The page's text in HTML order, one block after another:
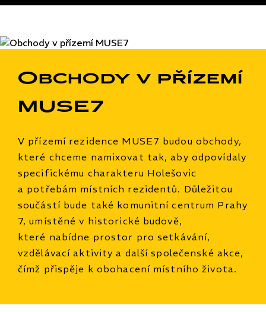
Obchody v přízemí
MUSE7
V přízemí rezidence MUSE7 budou obchody,
které chceme namixovat tak, aby odpovídaly
specifickému charakteru Holešovic
a potřebám místních rezidentů. Důležitou
součástí bude také komunitní centrum Prahy
7, umístěné v historické budově,
které nabídne prostor pro setkávání,
vzdělávací aktivity a další společenské akce,
čímž přispěje k obohacení místního života.